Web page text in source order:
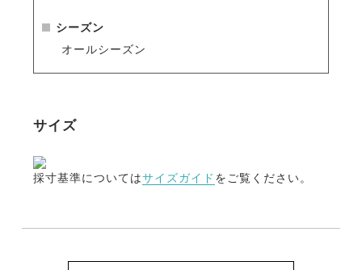
シーズン
オールシーズン
サイズ
採寸基準についてはサイズガイド をご覧ください。